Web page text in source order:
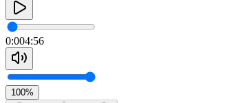
0:004:56
100%